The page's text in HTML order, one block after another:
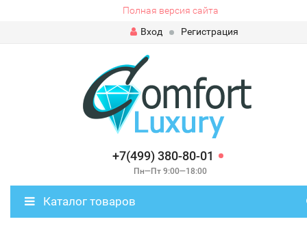
Полная версия сайта
Вход
Регистрация
+7(499) 380-80-01
Пн—Пт 9:00—18:00
Каталог товаров